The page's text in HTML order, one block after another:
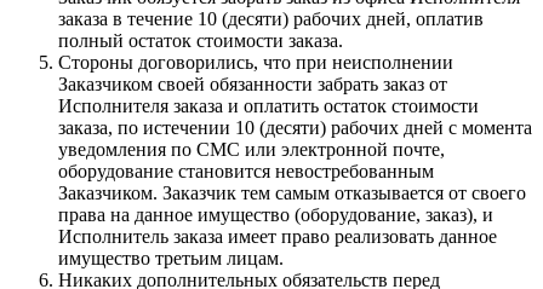
заказа в течение 10 (десяти) рабочих дней, оплатив
полный остаток стоимости заказа.
Стороны договорились, что при неисполнении
Заказчиком своей обязанности забрать заказ от
Исполнителя заказа и оплатить остаток стоимости
заказа, по истечении 10 (десяти) рабочих дней с момента
уведомления по СМС или электронной почте,
оборудование становится невостребованным
Заказчиком. Заказчик тем самым отказывается от своего
права на данное имущество (оборудование, заказ), и
Исполнитель заказа имеет право реализовать данное
имущество третьим лицам.
Никаких дополнительных обязательств перед